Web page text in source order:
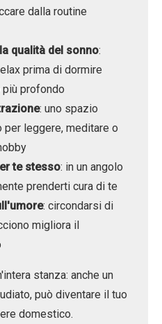
dalla routine
qualità del sonno:
prima di dormire
profondo
: uno spazio
leggere, meditare o
te stesso: in un angolo
prenderti cura di te
: circondarsi di
migliora il
stanza: anche un
può diventare il tuo
domestico.